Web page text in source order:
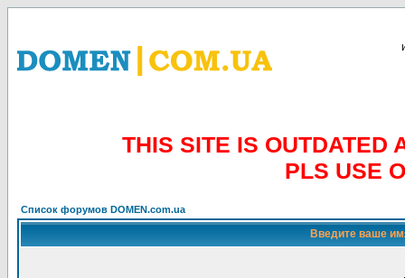
THIS SITE IS OUTDATED
PLS USE
Список форумов DOMEN.com.ua
Введите ваше